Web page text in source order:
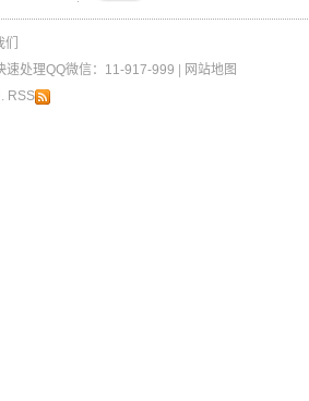
速处理QQ微信：11-917-999
网站地图
RSS